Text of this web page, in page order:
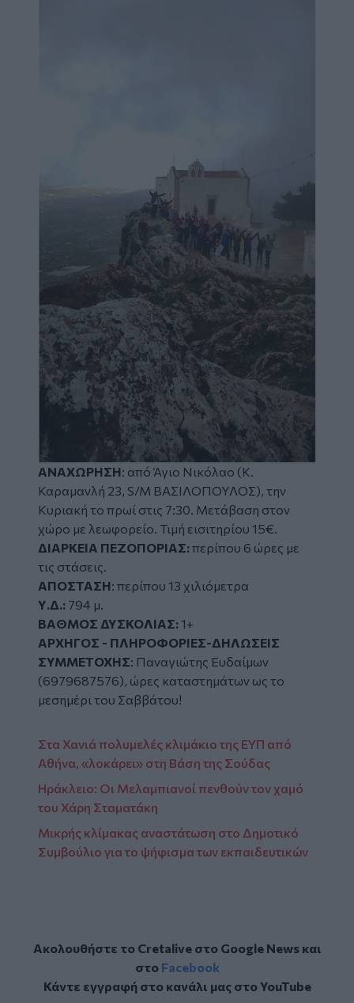
ΑΝΑΧΩΡΗΣΗ: από Άγιο Νικόλαο (Κ.
Καραμανλή 23, S/M ΒΑΣΙΛΟΠΟΥΛΟΣ), την
Κυριακή το πρωί στις 7:30. Μετάβαση στον
χώρο με λεωφορείο. Τιμή εισιτηρίου 15€.
ΔΙΑΡΚΕΙΑ ΠΕΖΟΠΟΡΙΑΣ:περίπου 6 ώρες με
τις στάσεις.
ΑΠΟΣΤΑΣΗ: περίπου 13 χιλιόμετρα
Υ.Δ.: 794 μ.
ΒΑΘΜΟΣ ΔΥΣΚΟΛΙΑΣ:1+
ΑΡΧΗΓΟΣ - ΠΛΗΡΟΦΟΡΙΕΣ-ΔΗΛΩΣΕΙΣ
ΣΥΜΜΕΤΟΧΗΣ: Παναγιώτης Ευδαίμων
(6979687576), ώρες καταστημάτων ως το
μεσημέρι του Σαββάτου!
Στα Χανιά πολυμελές κλιμάκιο της ΕΥΠ από
Αθήνα, «λοκάρει» στη Βάση της Σούδας
Ηράκλειο: Οι Μελαμπιανοί πενθούν τον χαμό
του Χάρη Σταματάκη
Μικρής κλίμακας αναστάτωση στο Δημοτικό
Συμβούλιο για το ψήφισμα των εκπαιδευτικών
Ακολουθήστε το Cretalive στο Google Newsκαι
στο Facebook
Κάντε εγγραφή στο κανάλι μας στοYouTube